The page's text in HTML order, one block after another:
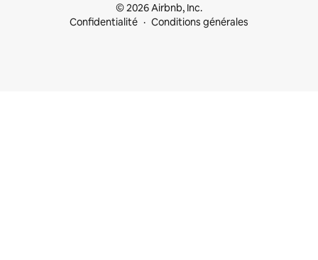
© 2026 Airbnb, Inc.
Confidentialité
Conditions générales